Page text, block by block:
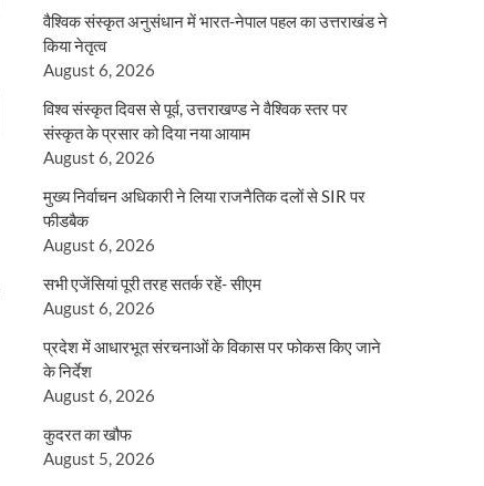
वैश्विक संस्कृत अनुसंधान में भारत-नेपाल पहल का उत्तराखंड ने
किया नेतृत्व
August 6, 2026
विश्व संस्कृत दिवस से पूर्व, उत्तराखण्ड ने वैश्विक स्तर पर
संस्कृत के प्रसार को दिया नया आयाम
August 6, 2026
मुख्य निर्वाचन अधिकारी ने लिया राजनैतिक दलों से SIR पर
फीडबैक
August 6, 2026
सभी एजेंसियां पूरी तरह सतर्क रहें- सीएम
August 6, 2026
प्रदेश में आधारभूत संरचनाओं के विकास पर फोकस किए जाने
के निर्देश
August 6, 2026
कुदरत का खौफ
August 5, 2026